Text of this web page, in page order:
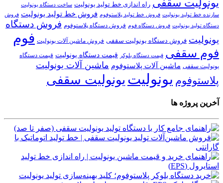
یونولیت سقفی راه اندازی خط تولید یونولیت ساخت دستگاه یونولیت
سازنده خط تولید یونولیت فروش خط تولید پلاستوفوم فروش خط تولید یونولیت فروش
دستگاه تولید یونولیت فروش دستگاه فوم فروش دستگاه پلاستوفوم فروش دستگاه
یونولیت فروش دستگاه یونولیت سقفی فروش ماشین آلات یونولیت فوم
فوم سقفی قیمت دستگاه بلوکر قیمت دستگاه یونولیت قیمت دستگاه
یونولیت سقفی ماشین آلات پلاستوفوم ماشین آلات یونولیت
پلاستوفوم یونولیت یونولیت سقفی
آخرین پروژه ها